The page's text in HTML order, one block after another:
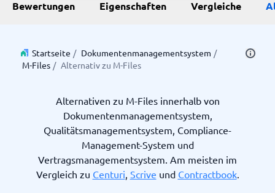
Bewertungen Eigenschaften Vergleiche
Startseite / Dokumentenmanagementsystem /
M-Files / Alternativ zu M-Files
Alternativen zu M-Files innerhalb von
Dokumentenmanagementsystem,
Qualitätsmanagementsystem, Compliance-
Management-System und
Vertragsmanagementsystem. Am meisten im
Vergleich zu Centuri, Scrive und Contractbook.